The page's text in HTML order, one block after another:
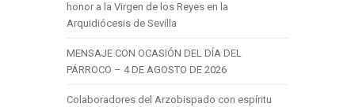
honor a la Virgen de los Reyes en la
Arquidiócesis de Sevilla
MENSAJE CON OCASIÓN DEL DÍA DEL
PÁRROCO – 4 DE AGOSTO DE 2026
Colaboradores del Arzobispado con espíritu